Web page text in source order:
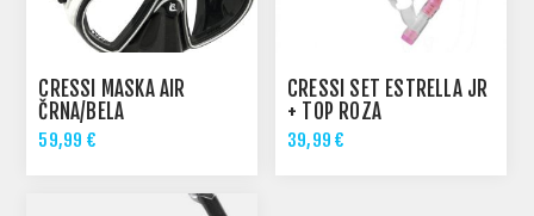
CRESSI MASKA AIR
ČRNA/BELA
59,99 €
CRESSI SET ESTRELLA JR
+ TOP ROZA
39,99 €